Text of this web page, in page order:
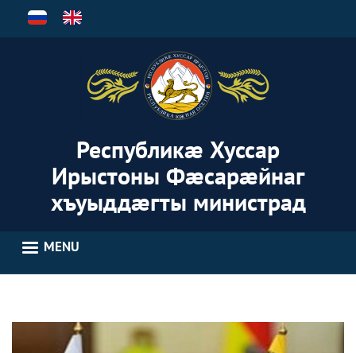
Республикæ Хуссар
Ирыстоны Фæсарæйнаг
хъуыддæгты министрад
MENU